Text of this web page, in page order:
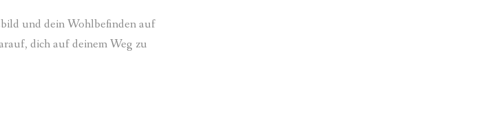
und dein Wohlbefinden auf
dich auf deinem Weg zu